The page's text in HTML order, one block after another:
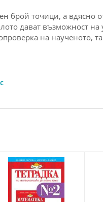
брой точици, а вдясно
дават възможност
на наученото,